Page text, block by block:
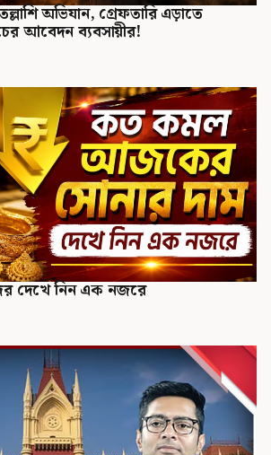
অভিযান, গ্রেফতারি এড়াতে
আবেদন ব্যবসায়ীর!
দেখে নিন এক নজরে